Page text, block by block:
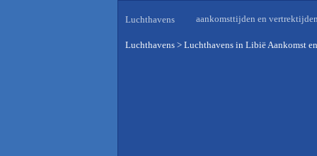
Luchthavens aankomsttijden en
Luchthavens > Luchthavens in Libië Aankomst